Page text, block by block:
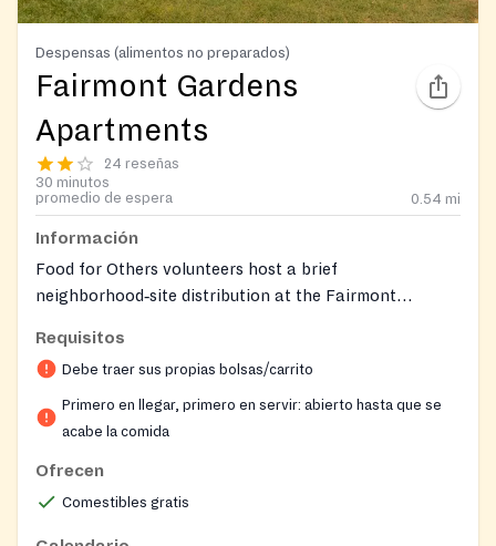
Despensas (alimentos no preparados)
Fairmont Gardens
Apartments
24 reseñas
30 minutos
promedio de espera
0.54 mi
Información
Food for Others volunteers host a brief
neighborhood‑site distribution at the Fairmont
supplemental groceries to anyone in need.
Requisitos
Debe traer sus propias bolsas/carrito
Primero en llegar, primero en servir: abierto hasta que se
acabe la comida
Ofrecen
Comestibles gratis